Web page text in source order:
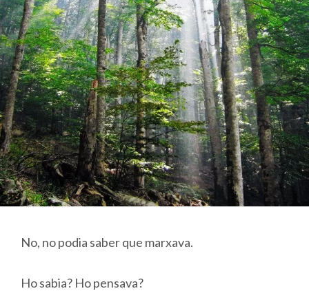
No, no podia saber que marxava.
Ho sabia? Ho pensava?